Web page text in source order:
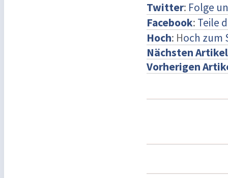
Twitter: Folge
Facebook: Teile
Hoch: Hoch zum
Nächsten Artikel
Vorherigen